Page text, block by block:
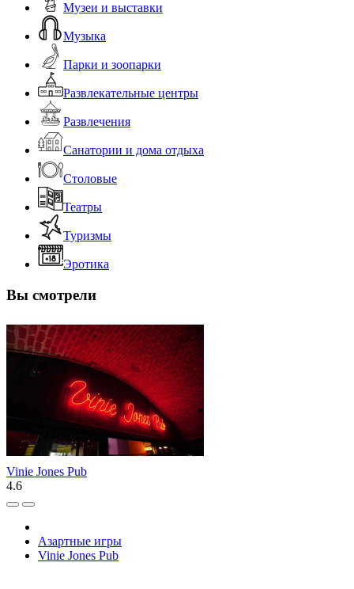
Музеи и выставки
Музыка
Парки и зоопарки
Развлекательные центры
Развлечения
Санатории и дома отдыха
Столовые
Театры
Туризмы
Эротика
Вы смотрели
Vinie Jones Pub
4.6
Азартные игры
Vinie Jones Pub